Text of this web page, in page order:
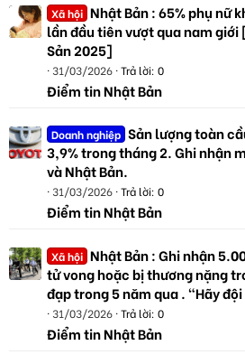
Xã hội Nhật Bản : 65% phụ nữ
lần đầu tiên vượt qua nam giới
Sản 2025]
31/03/2026 Trả lời: 0
Điểm tin Nhật Bản
Doanh nghiệp Sản lượng toàn
3,9% trong tháng 2. Ghi nhận
và Nhật Bản.
31/03/2026 Trả lời: 0
Điểm tin Nhật Bản
Xã hội Nhật Bản : Ghi nhận
tử vong hoặc bị thương nặng
đạp trong 5 năm qua . "Hãy
31/03/2026 Trả lời: 0
Điểm tin Nhật Bản